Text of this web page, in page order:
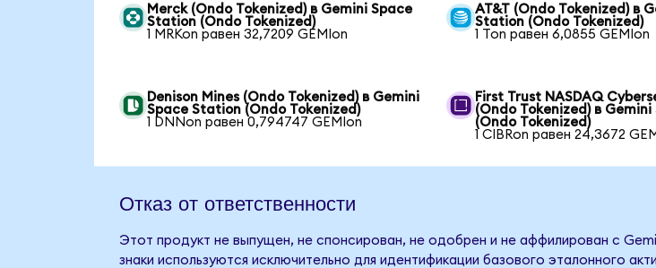
Merck (Ondo Tokenized) в Gemini Space
Station (Ondo Tokenized)
1 MRKon равен 32,7209 GEMIon
AT&T (Ondo Tokenized) в
Station (Ondo Tokenized)
1 Ton равен 6,0855 GEMIon
Denison Mines (Ondo Tokenized) в Gemini
Space Station (Ondo Tokenized)
1 DNNon равен 0,794747 GEMIon
First Trust NASDAQ
(Ondo Tokenized) в
(Ondo Tokenized)
1 CIBRon равен 24,3672
Отказ от ответственности
Этот продукт не выпущен, не спонсирован, не одобрен и не аффилирован с
знаки используются исключительно для идентификации базового эталонного